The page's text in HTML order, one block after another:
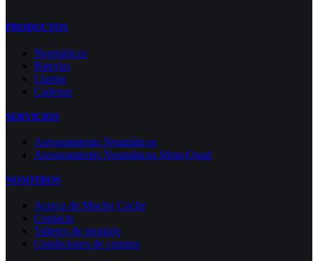
PRODUCTOS
Neumáticos
Baterías
Llantas
Cadenas
SERVICIOS
Asesoramiento Neumáticos
Asesoramiento Neumáticos Moto/Quad
NOSOTROS
Acerca de Mucho Coche
Contacto
Talleres de montaje
Condiciones de compra